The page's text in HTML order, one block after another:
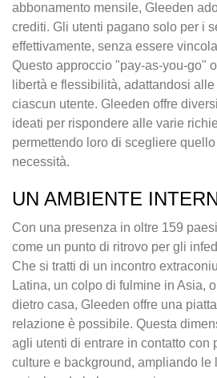
abbonamento mensile, Gleeden
crediti. Gli utenti pagano solo per i
effettivamente, senza essere
Questo approccio "pay-as-you-go"
libertà e flessibilità, adattandosi
ciascun utente. Gleeden offre
ideati per rispondere alle varie
permettendo loro di scegliere
necessità.
UN AMBIENTE
Con una presenza in oltre 159
come un punto di ritrovo per gli
Che si tratti di un incontro
Latina, un colpo di fulmine in Asia,
dietro casa, Gleeden offre una
relazione è possibile. Questa
agli utenti di entrare in contatto con
culture e background, ampliando le